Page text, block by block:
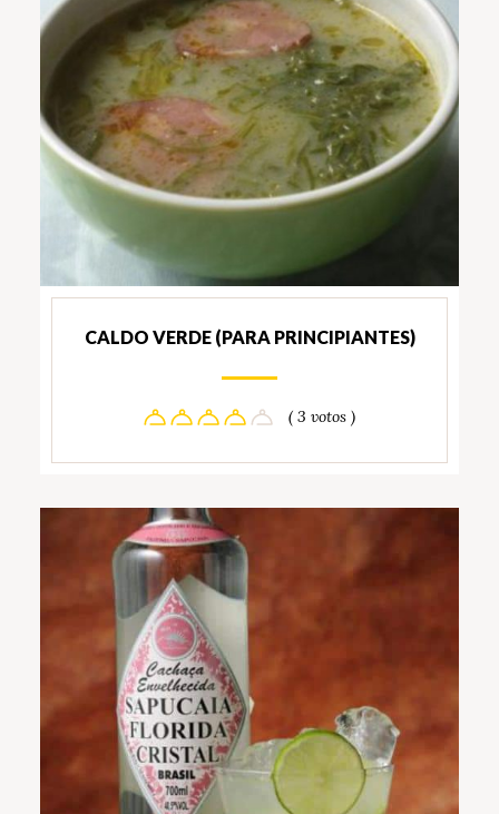
CALDO VERDE (PARA PRINCIPIANTES)
( 3 votos )